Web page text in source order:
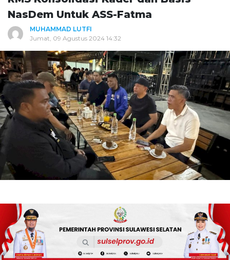
NasDem Untuk ASS-Fatma
MUHAMMAD LUTFI
Jumat, 09 Agustus 2024 14:32